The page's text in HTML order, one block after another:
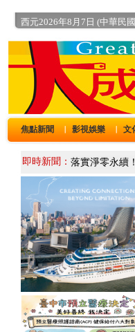
西元2026年8月7日 (中華民
焦點新聞 影視娛樂 文
即時新聞：